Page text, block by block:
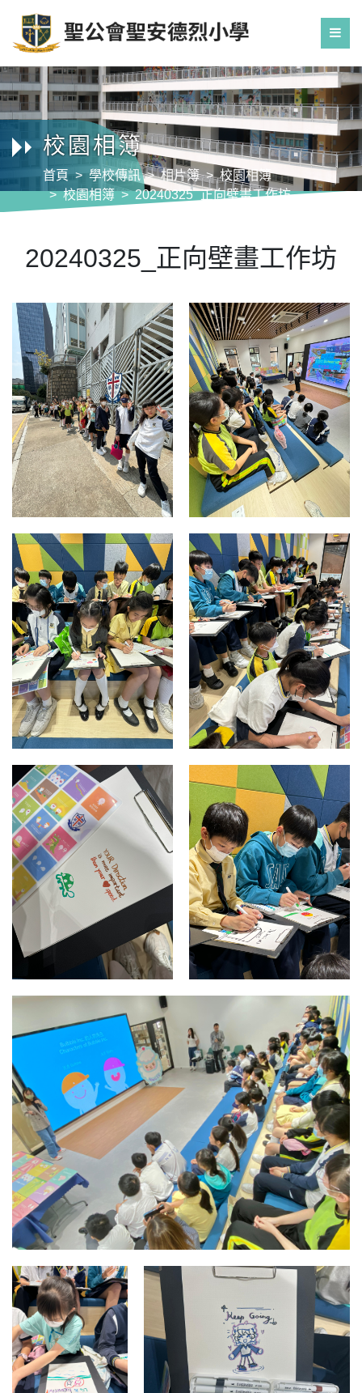
校園相簿
首頁 學校傳訊 相片簿
校園相簿
校園相簿
20240325_正向壁畫工作坊
20240325_正向壁畫工作坊